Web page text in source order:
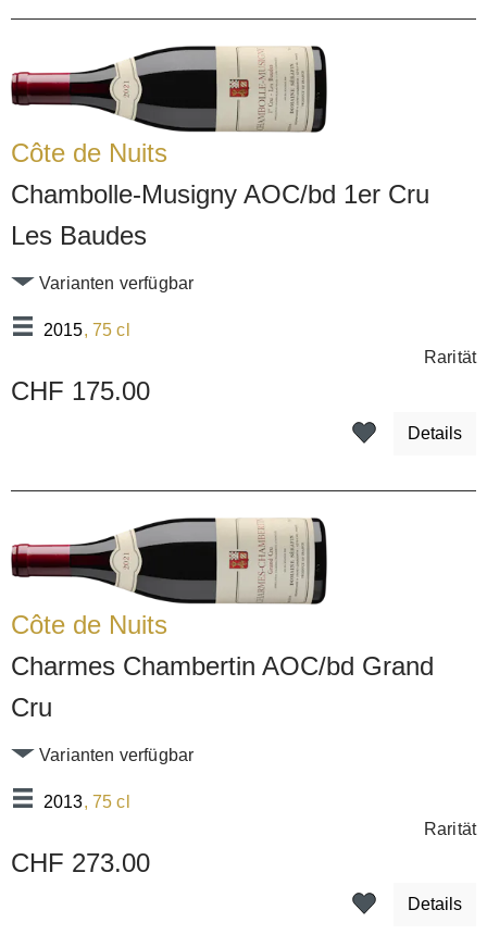
Côte de Nuits
Chambolle-Musigny AOC/bd 1er Cru
Les Baudes
2015, 75 cl
Varianten verfügbar
Rarität
CHF 175.00
Details
Côte de Nuits
Charmes Chambertin AOC/bd Grand
Cru
2013, 75 cl
Varianten verfügbar
Rarität
CHF 273.00
Details